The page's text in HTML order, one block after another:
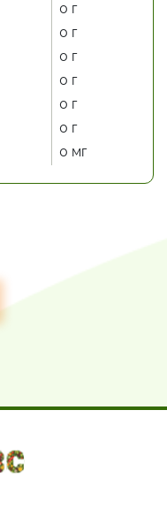
0 г
0 г
0 г
0 г
0 г
0 г
0 мг